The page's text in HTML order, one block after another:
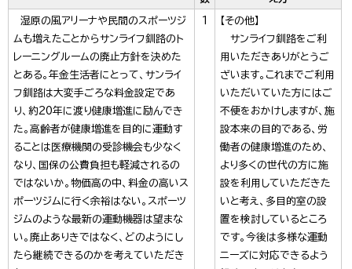
湿原の風アリーナや民間のスポーツジ
ムも増えたことからサンライフ釧路のト
レーニングルームの廃止方針を決めた
とある。年金生活者にとって、サンライ
フ釧路は大変手ごろな料金設定であ
り、約20年に渡り健康増進に励んでき
た。高齢者が健康増進を目的に運動す
ることは医療機関の受診機会も少なく
なり、国保の公費負担も軽減されるの
ではないか。物価高の中、料金の高いス
ポーツジムに行く余裕はない。スポーツ
ジムのような最新の運動機器は望まな
い。廃止ありきではなく、どのようにし
たら継続できるのかを考えていただき
1
【その他】
サンライフ釧路をご利
用いただきありがとうご
ざいます。これまでご利用
いただいていた方にはご
不便をおかけしますが、施
設本来の目的である、労
働者の健康増進のため、
より多くの世代の方に施
設を利用していただきた
いと考え、多目的室の設
置を検討しているところ
です。今後は多様な運動
ニーズに対応できるよう